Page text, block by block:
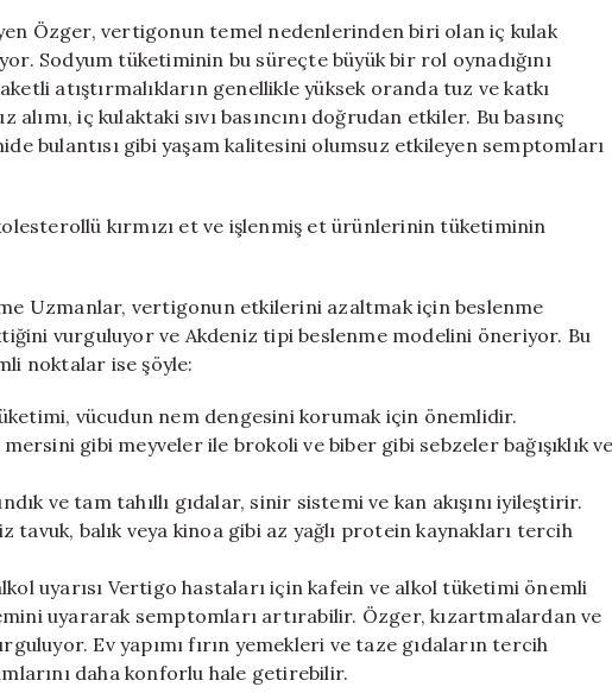
Özger, vertigonun temel nedenlerinden biri olan iç kulak
Sodyum tüketiminin bu süreçte büyük bir rol oynadığını
atıştırmalıkların genellikle yüksek oranda tuz ve katkı
iç kulaktaki sıvı basıncını doğrudan etkiler. Bu basınç
bulantısı gibi yaşam kalitesini olumsuz etkileyen semptomları
kırmızı et ve işlenmiş et ürünlerinin tüketiminin
Uzmanlar, vertigonun etkilerini azaltmak için beslenme
vurguluyor ve Akdeniz tipi beslenme modelini öneriyor. Bu
noktalar ise şöyle:
vücudun nem dengesini korumak için önemlidir.
gibi meyveler ile brokoli ve biber gibi sebzeler bağışıklık ve
ve tam tahıllı gıdalar, sinir sistemi ve kan akışını iyileştirir.
tavuk, balık veya kinoa gibi az yağlı protein kaynakları tercih
uyarısı Vertigo hastaları için kafein ve alkol tüketimi önemli
uyararak semptomları artırabilir. Özger, kızartmalardan ve
Ev yapımı fırın yemekleri ve taze gıdaların tercih
daha konforlu hale getirebilir.